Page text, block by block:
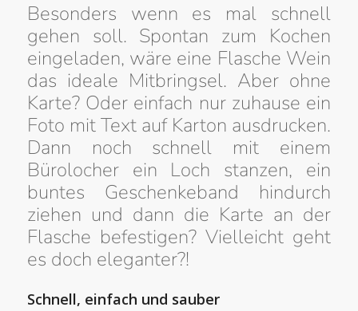
Besonders wenn es mal schnell
gehen soll. Spontan zum Kochen
eingeladen, wäre eine Flasche Wein
das ideale Mitbringsel. Aber ohne
Karte? Oder einfach nur zuhause ein
Foto mit Text auf Karton ausdrucken.
Dann noch schnell mit einem
Bürolocher ein Loch stanzen, ein
buntes Geschenkeband hindurch
ziehen und dann die Karte an der
Flasche befestigen? Vielleicht geht
es doch eleganter?!
Schnell, einfach und sauber